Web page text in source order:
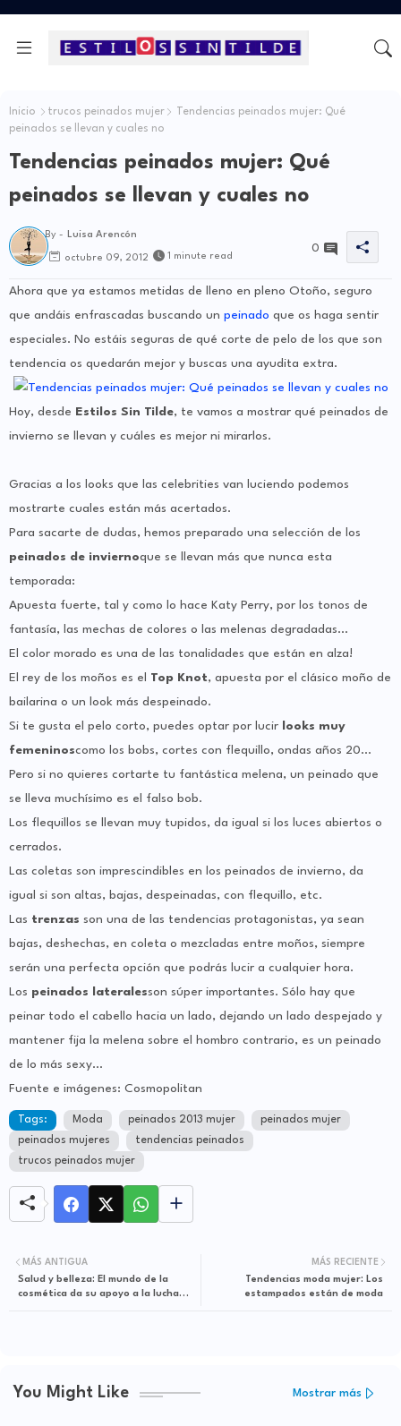
Inicio trucos peinados mujer
Tendencias peinados mujer: Qué
peinados se llevan y cuales no
Tendencias peinados mujer: Qué
peinados se llevan y cuales no
By - Luisa Arencón
octubre 09, 2012 1 minute read
0
Ahora que ya estamos metidas de lleno en pleno Otoño, seguro
que andáis enfrascadas buscando un peinado que os haga sentir
especiales. No estáis seguras de qué corte de pelo de los que son
tendencia os quedarán mejor y buscas una ayudita extra.
Hoy, desde Estilos Sin Tilde, te vamos a mostrar qué peinados de
invierno se llevan y cuáles es mejor ni mirarlos.
Gracias a los looks que las celebrities van luciendo podemos
mostrarte cuales están más acertados.
Para sacarte de dudas, hemos preparado una selección de los
peinados de inviernoque se llevan más que nunca esta
temporada:
Apuesta fuerte, tal y como lo hace Katy Perry, por los tonos de
fantasía, las mechas de colores o las melenas degradadas…
El color morado es una de las tonalidades que están en alza!
El rey de los moños es el Top Knot, apuesta por el clásico moño de
bailarina o un look más despeinado.
Si te gusta el pelo corto, puedes optar por lucir
looks muy
femeninoscomo los bobs, cortes con flequillo, ondas años 20…
Pero si no quieres cortarte tu fantástica melena, un peinado que
se lleva muchísimo es el falso bob.
Los flequillos se llevan muy tupidos, da igual si los luces abiertos o
cerrados.
Las coletas son imprescindibles en los peinados de invierno, da
igual si son altas, bajas, despeinadas, con flequillo, etc.
Las trenzas son una de las tendencias protagonistas, ya sean
bajas, deshechas, en coleta o mezcladas entre moños, siempre
serán una perfecta opción que podrás lucir a cualquier hora.
Los peinados lateralesson súper importantes. Sólo hay que
peinar todo el cabello hacia un lado, dejando un lado despejado y
mantener fija la melena sobre el hombro contrario, es un peinado
de lo más sexy…
Fuente e imágenes: Cosmopolitan
Tags: Moda peinados 2013 mujer
peinados mujer
peinados mujeres
tendencias peinados
trucos peinados mujer
MÁS RECIENTE
Tendencias moda mujer: Los
estampados están de moda
MÁS ANTIGUA
Salud y belleza: El mundo de la
cosmética da su apoyo a la lucha
You Might Like Mostrar más